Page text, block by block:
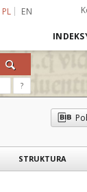
PL EN
?
STRUKTURA